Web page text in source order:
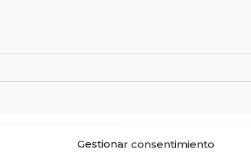
Gestionar consentimiento